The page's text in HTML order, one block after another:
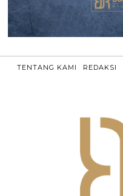
TENTANG KAMI REDAKSI